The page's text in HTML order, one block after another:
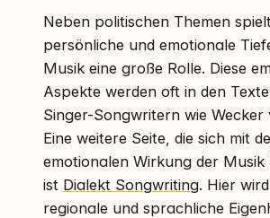
Neben politischen Themen
persönliche und emotionale
Musik eine große Rolle. Diese
Aspekte werden oft in den
Singer-Songwritern wie Wecker
Eine weitere Seite, die sich mit
emotionalen Wirkung der Musik
ist Dialekt Songwriting. Hier
regionale und sprachliche